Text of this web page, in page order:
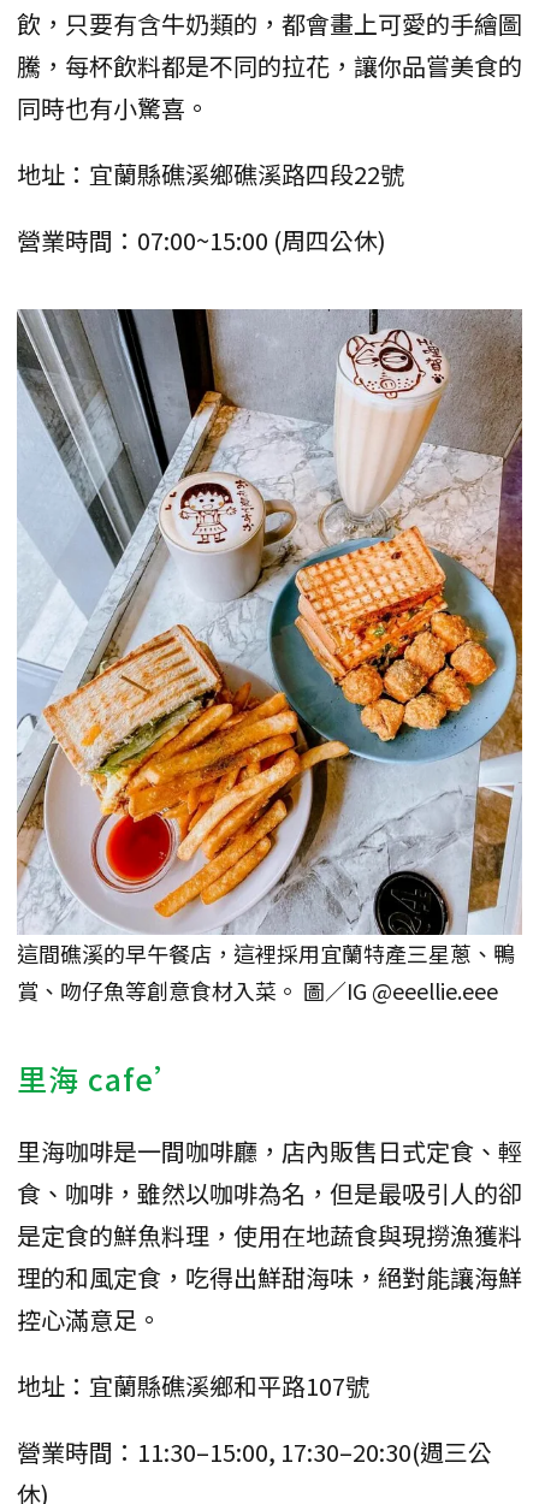
飲，只要有含牛奶類的，都會畫上可愛的手繪圖
騰，每杯飲料都是不同的拉花，讓你品嘗美食的
同時也有小驚喜。
地址：宜蘭縣礁溪鄉礁溪路四段22號
營業時間：07:00~15:00 (周四公休)
這間礁溪的早午餐店，這裡採用宜蘭特產三星蔥、鴨
賞、吻仔魚等創意食材入菜。 圖／IG @eeellie.eee
里海 cafe’
里海咖啡是一間咖啡廳，店內販售日式定食、輕
食、咖啡，雖然以咖啡為名，但是最吸引人的卻
是定食的鮮魚料理，使用在地蔬食與現撈漁獲料
理的和風定食，吃得出鮮甜海味，絕對能讓海鮮
控心滿意足。
地址：宜蘭縣礁溪鄉和平路107號
營業時間：11:30–15:00, 17:30–20:30(週三公
休)